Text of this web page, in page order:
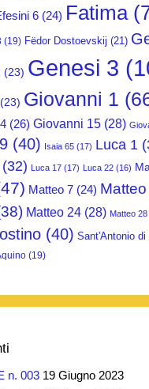
6 (24) Fatima
(19) Fëdor Dostoevskij (21)
(23) Genesi 3
(23) Giovanni 1
(26) Giovanni 15 (28)
(40) Isaia 65 (17) Luca 1
(32) Luca 17 (17) Luca 22 (16)
Matteo 7 (24)
Matteo 24 (28) Matteo 28
(40) Sant'Antonio di
(19)
n. 003 19 Giugno 2023